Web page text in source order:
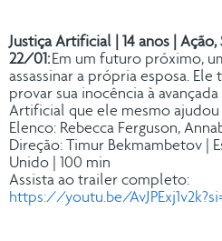
Justiça Artificial | 14 anos | Ação,
22/01:Em um futuro próximo,
assassinar a própria esposa.
provar sua inocência à
Artificial que ele mesmo
Elenco: Rebecca Ferguson,
Direção: Timur Bekmambetov |
Unido | 100 min
Assista ao trailer completo:
https://youtu.be/